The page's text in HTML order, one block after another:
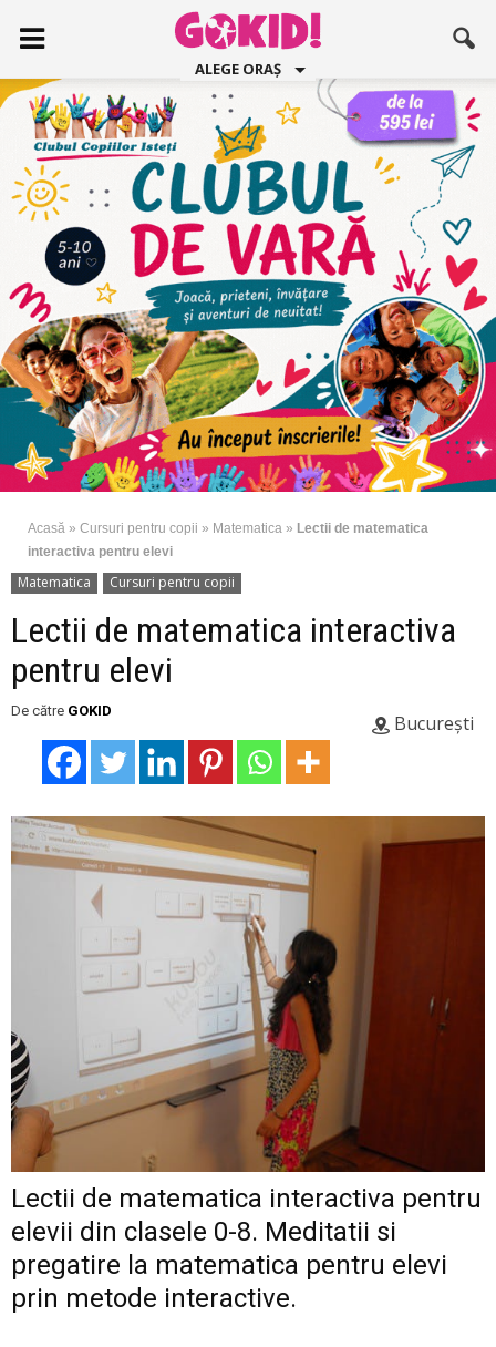
ALEGE ORAȘ
Acasă » Cursuri pentru copii » Matematica » Lectii de matematica
interactiva pentru elevi
Matematica Cursuri pentru copii
Lectii de matematica interactiva
pentru elevi
București
De către GOKID
Lectii de matematica interactiva pentru
elevii din clasele 0-8. Meditatii si
pregatire la matematica pentru elevi
prin metode interactive.